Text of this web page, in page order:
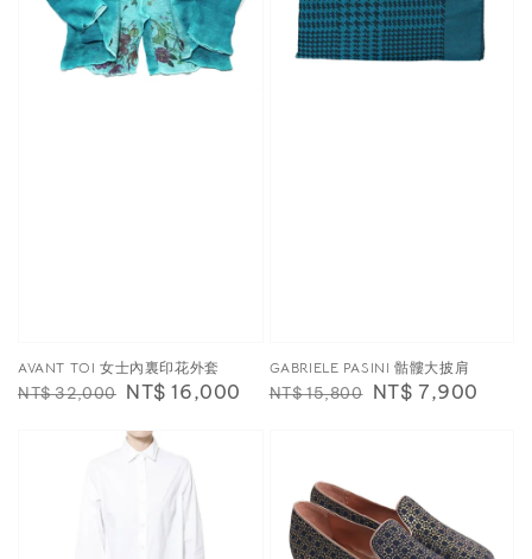
AVANT TOI 女士內裏印花外套
Regular
NT$ 32,000 Sale
NT$ 16,000
GABRIELE PASINI 骷髏大披肩
Regular
NT$ 15,800 Sale
NT$ 7,900